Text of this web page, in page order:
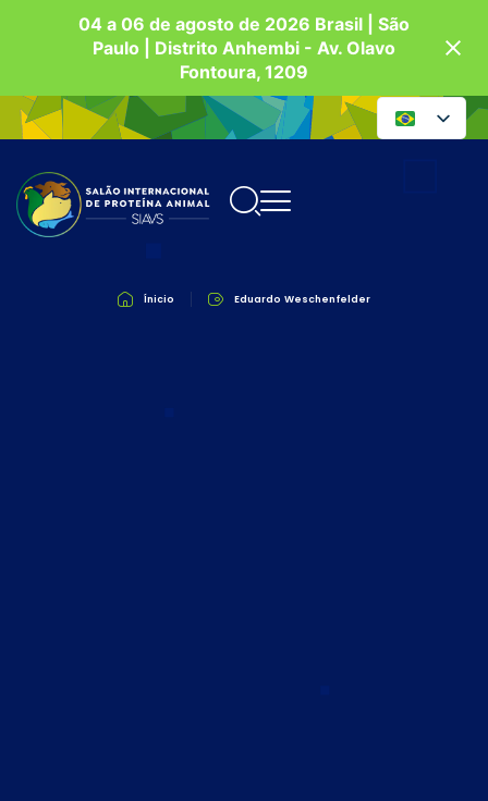
04 a 06 de agosto de 2026 Brasil | São
Paulo | Distrito Anhembi - Av. Olavo
Fontoura, 1209
Ínicio Eduardo Weschenfelder